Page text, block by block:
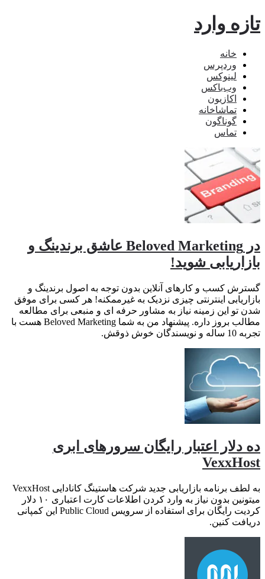
تازه وارد
خانه
وردپرس
لینوکس
وب‌باکس
اکازیون
تماشاخانه
گوناگون
تماس
در Beloved Marketing عاشق برندینگ و
بازاریابی شوید!
گسترش کسب و کارهای آنلاین بدون توجه به اصول برندینگ و
بازاریابی اینترنتی چیزی نزدیک به غیرممکنه! هر کسی برای موفق
شدن تو این زمینه نیاز به مشاور حرفه ای و منبعی برای مطالعه
مطالب بروز داره. پیشنهاد من به شما Beloved Marketing هست با
تجربه 10 ساله و نویسندگان خوش ذوقش.
ده دلار اعتبار رایگان سرورهای ابری
VexxHost
به لطف برنامه بازاریابی جدید شرکت هاستینگ کانادایی VexxHost
میتونین بدون نیاز به وارد کردن اطلاعات کارت اعتباری ۱۰ دلار
کردیت رایگان برای استفاده از سرویس Public Cloud این کمپانی
دریافت کنین.